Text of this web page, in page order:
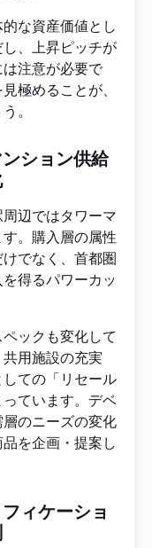
な資産価値とし
、上昇ピッチが
注意が必要で
極めることが、
。
ション供給
辺ではタワーマ
。購入層の属性
でなく、首都圏
得るパワーカッ
ックも変化して
用施設の充実
ての「リセール
ています。デベ
のニーズの変化
を企画・提案し
ィケーショ